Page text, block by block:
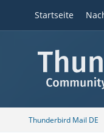
Startseite
Thunderbird Mail DE